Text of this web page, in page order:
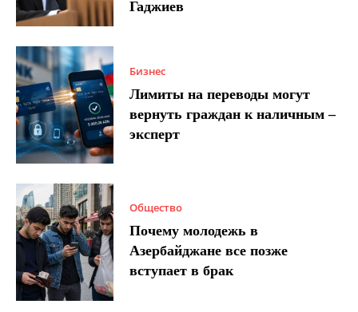
Гаджиев
Бизнес
Лимиты на переводы могут
вернуть граждан к наличным –
эксперт
Общество
Почему молодежь в
Азербайджане все позже
вступает в брак